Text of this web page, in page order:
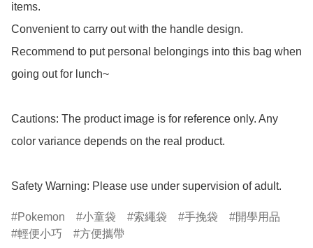
items.
Convenient to carry out with the handle design.
Recommend to put personal belongings into this bag when
going out for lunch~
Cautions: The product image is for reference only. Any
color variance depends on the real product.
Safety Warning: Please use under supervision of adult.
Pokemon 小童袋 索繩袋 手挽袋
開學用品
輕便小巧
方便攜帶